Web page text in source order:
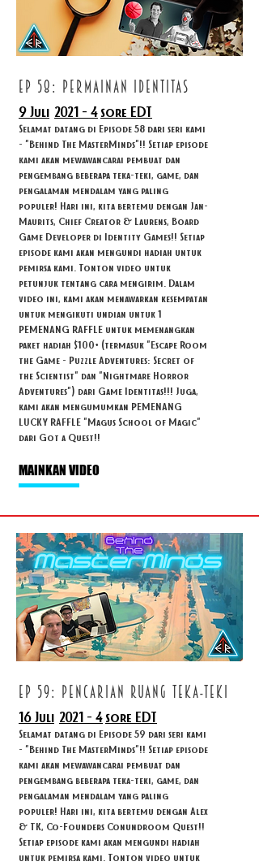
ep 58: permainan identitas
9 Juli 2021 - 4 sore EDT
Selamat datang di Episode 58 dari seri kami
- "Behind The MasterMinds"!! Setiap episode
kami akan mewawancarai pembuat dan
pengembang beberapa teka-teki, game, dan
pengalaman mendalam yang paling
populer! Hari ini, kita bertemu dengan Jan-
Maurits, Chief Creator & Laurens, Board
Game Developer di Identity Games!! Setiap
episode kami akan mengundi hadiah untuk
pemirsa kami. Tonton video untuk
petunjuk tentang cara mengirim. Dalam
video ini, kami akan menawarkan kesempatan
untuk mengikuti undian untuk 1
PEMENANG RAFFLE untuk memenangkan
paket hadiah $100+ (termasuk "Escape Room
the Game - Puzzle Adventures: Secret of
the Scientist" dan "Nightmare Horror
Adventures") dari Game Identitas!!! Juga,
kami akan mengumumkan PEMENANG
LUCKY RAFFLE "Magus School of Magic"
dari Got a Quest!!
MAINKAN VIDEO
ep 59: pencarian ruang teka-teki
16 Juli 2021 - 4 sore EDT
Selamat datang di Episode 59 dari seri kami
- "Behind The MasterMinds"!! Setiap episode
kami akan mewawancarai pembuat dan
pengembang beberapa teka-teki, game, dan
pengalaman mendalam yang paling
populer! Hari ini, kita bertemu dengan Alex
& TK, Co-Founders Conundroom Quest!!
Setiap episode kami akan mengundi hadiah
untuk pemirsa kami. Tonton video untuk